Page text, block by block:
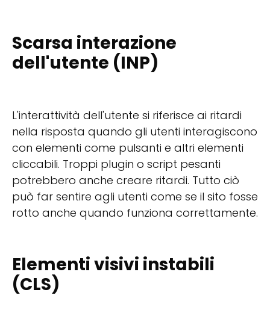
Scarsa interazione
dell'utente (INP)
L'interattività dell'utente si riferisce ai ritardi
nella risposta quando gli utenti interagiscono
con elementi come pulsanti e altri elementi
cliccabili. Troppi plugin o script pesanti
potrebbero anche creare ritardi. Tutto ciò
può far sentire agli utenti come se il sito fosse
rotto anche quando funziona correttamente.
Elementi visivi instabili
(CLS)